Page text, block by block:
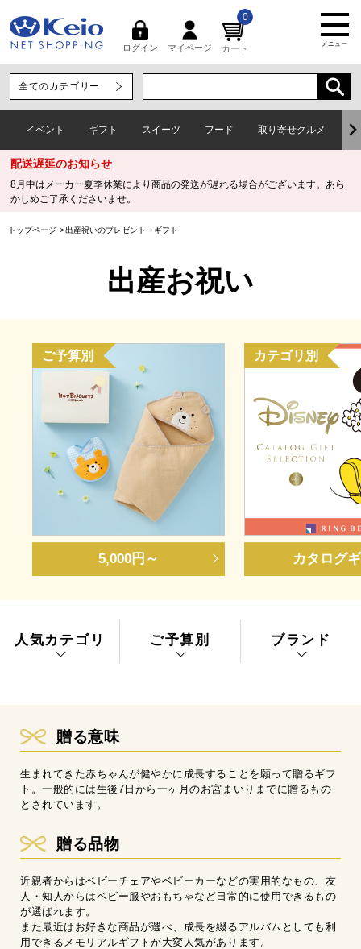
ログイン マイページ カート
0
メニュー
イベント ギフト スイーツ フード 取り寄せグルメ
配送遅延のお知らせ
8月中はメーカー夏季休業により商品の発送が遅れる場合がございます。あら
かじめご了承くださいませ。
トップページ 出産祝いのプレゼント・ギフト
出産お祝い
ご予算別
5,000円～
カテゴリ別
カタログ
人気カテゴリ ご予算別 ブランド
贈る意味
生まれてきた赤ちゃんが健やかに成長することを願って贈るギフ
ト。一般的には生後7日から一ヶ月のお宮まいりまでに贈るもの
とされています。
贈る品物
近親者からはベビーチェアやベビーカーなどの実用的なもの、友
人・知人からはベビー服やおもちゃなど日常的に使用できるもの
が選ばれます。
また最近はお好きな商品が選べ、成長を綴るアルバムとしても利
用できるメモリアルギフトが大変人気があります。